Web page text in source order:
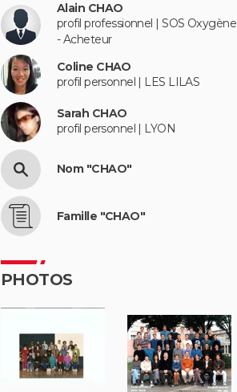
Alain CHAO
profil professionnel | SOS Oxygène
- Acheteur
Coline CHAO
profil personnel | LES LILAS
Sarah CHAO
profil personnel | LYON
Nom "CHAO"
Famille "CHAO"
PHOTOS